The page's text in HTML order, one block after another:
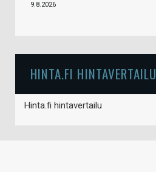
9.8.2026
HINTA.FI HINTAVERTAILU
Hinta.fi hintavertailu